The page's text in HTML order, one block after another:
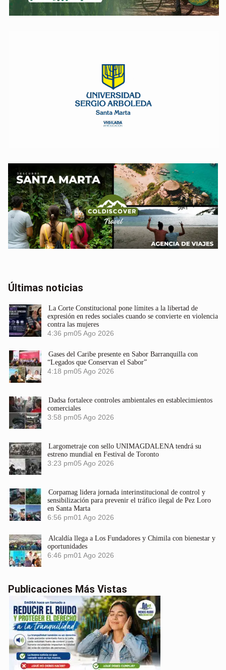
Últimas noticias
La Corte Constitucional pone límites a la libertad de
expresión en redes sociales cuando se convierte en violencia
contra las mujeres
4:36 pm05 Ago 2026
Gases del Caribe presente en Sabor Barranquilla con
“Legados que Conservan el Sabor”
4:18 pm05 Ago 2026
Dadsa fortalece controles ambientales en establecimientos
comerciales
3:58 pm05 Ago 2026
Largometraje con sello UNIMAGDALENA tendrá su
estreno mundial en Festival de Toronto
3:23 pm05 Ago 2026
Corpamag lidera jornada interinstitucional de control y
sensibilización para prevenir el tráfico ilegal de Pez Loro
en Santa Marta
6:56 pm01 Ago 2026
Alcaldía llega a Los Fundadores y Chimila con bienestar y
oportunidades
6:46 pm01 Ago 2026
Publicaciones Más Vistas